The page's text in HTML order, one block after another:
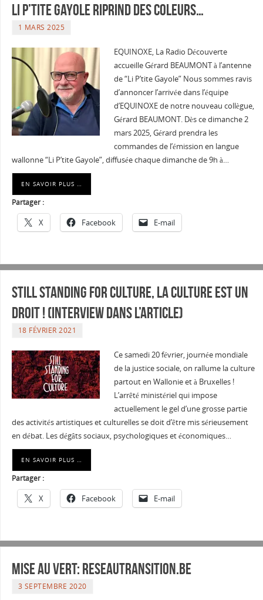
LI P’TITE GAYOLE riprind des coleurs…
1 MARS 2025
EQUINOXE, La Radio Découverte
accueille Gérard BEAUMONT à l’antenne
de “Li P’tite Gayole” Nous sommes ravis
d’annoncer l’arrivée dans l’équipe
d’EQUINOXE de notre nouveau collègue,
Gérard BEAUMONT. Dès ce dimanche 2
mars 2025, Gérard prendra les
commandes de l’émission en langue
wallonne “Li P’tite Gayole”, diffusée chaque dimanche de 9h à…
EN SAVOIR PLUS …
Partager :
X Facebook E-mail
STILL STANDING FOR CULTURE, LA CULTURE EST UN
DROIT ! (Interview dans l’article)
18 FÉVRIER 2021
Ce samedi 20 février, journée mondiale
de la justice sociale, on rallume la culture
partout en Wallonie et à Bruxelles !
L’arrêté ministériel qui impose
actuellement le gel d’une grosse partie
des activités artistiques et culturelles se doit d’être mis sérieusement
en débat. Les dégâts sociaux, psychologiques et économiques…
EN SAVOIR PLUS …
Partager :
X Facebook E-mail
Mise au vert: ReseauTransition.be
3 SEPTEMBRE 2020